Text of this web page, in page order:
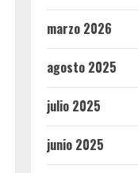
marzo 2026
agosto 2025
julio 2025
junio 2025